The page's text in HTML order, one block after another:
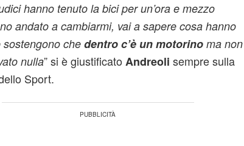
hanno tenuto la bici per un’ora e mezzo
andato a cambiarmi, vai a sapere cosa hanno
chedentro c’è un motorinoma non
nulla” si è giustificato Andreoli sempre sulla
Sport.